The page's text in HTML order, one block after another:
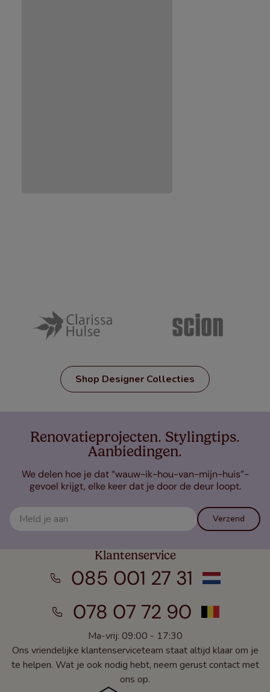
Shop Designer Collecties
Renovatieprojecten. Stylingtips.
Aanbiedingen.
We delen hoe je dat “wauw-ik-hou-van-mijn-huis”-
gevoel krijgt, elke keer dat je door de deur loopt.
Verzend
Klantenservice
085 001 27 31
078 07 72 90
Ma-vrij: 09:00 - 17:30
Ons vriendelijke klantenserviceteam staat altijd klaar om je
te helpen. Wat je ook nodig hebt, neem gerust contact met
ons op.